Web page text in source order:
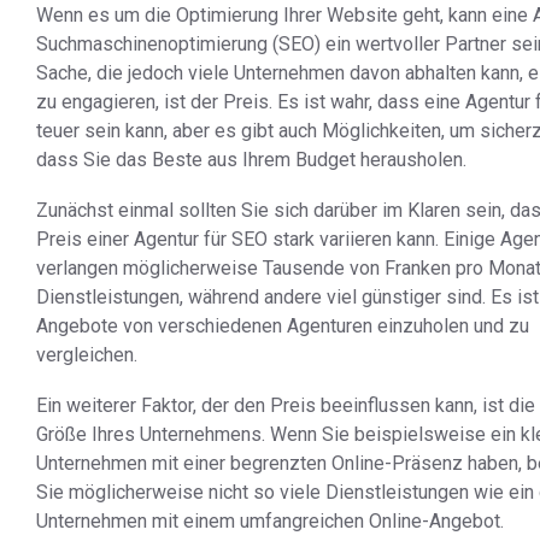
Wenn es um die Optimierung Ihrer Website geht, kann eine
Suchmaschinenoptimierung (SEO) ein wertvoller Partner
Sache, die jedoch viele Unternehmen davon abhalten kann,
zu engagieren, ist der Preis. Es ist wahr, dass eine Agentur
teuer sein kann, aber es gibt auch Möglichkeiten, um
dass Sie das Beste aus Ihrem Budget herausholen.
Zunächst einmal sollten Sie sich darüber im Klaren sein,
Preis einer Agentur für SEO stark variieren kann. Einige
verlangen möglicherweise Tausende von Franken pro
Dienstleistungen, während andere viel günstiger sind. Es
Angebote von verschiedenen Agenturen einzuholen und zu
vergleichen.
Ein weiterer Faktor, der den Preis beeinflussen kann, ist die
Größe Ihres Unternehmens. Wenn Sie beispielsweise ein
Unternehmen mit einer begrenzten Online-Präsenz haben,
Sie möglicherweise nicht so viele Dienstleistungen wie ein
Unternehmen mit einem umfangreichen Online-Angebot.